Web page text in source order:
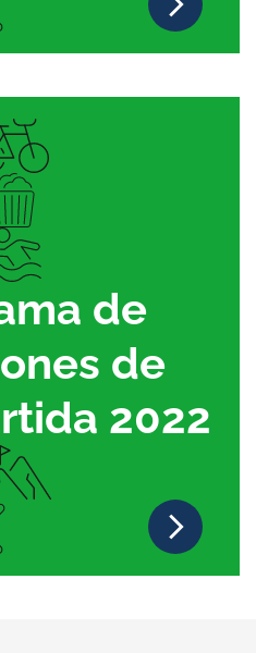
de
de
2022